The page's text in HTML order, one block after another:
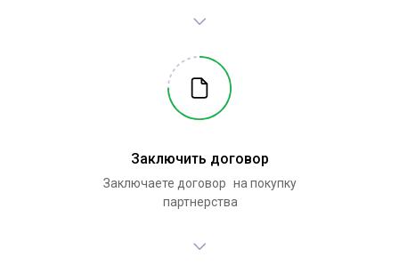
Заключаете договор на покупку
партнерства
Заключить договор